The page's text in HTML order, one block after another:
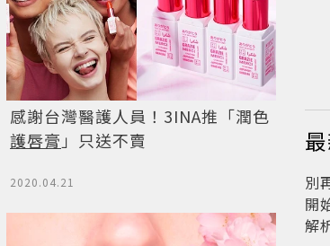
感謝台灣醫護人員！3INA推「潤色
護唇膏」只送不賣
2020.04.21
別
開
解